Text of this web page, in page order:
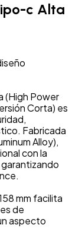
c Alta
(High Power
Corta) es
Fabricada
Alloy),
con la
mm facilita
de
aspecto